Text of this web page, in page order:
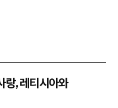
랑, 레티시아와